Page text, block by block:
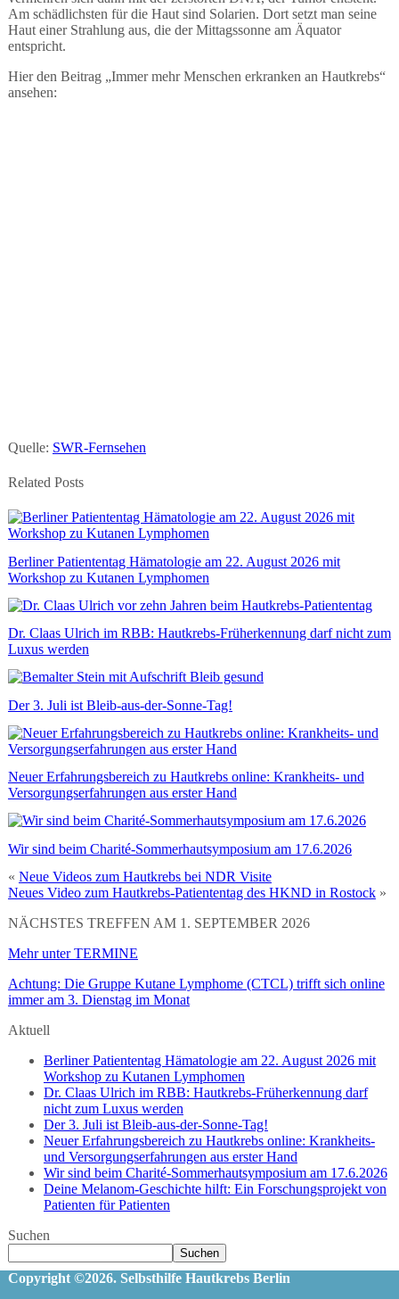
Am schädlichsten für die Haut sind Solarien. Dort setzt man seine
Haut einer Strahlung aus, die der Mittagssonne am Äquator
entspricht.
Hier den Beitrag „Immer mehr Menschen erkranken an Hautkrebs“
ansehen:
Quelle: SWR-Fernsehen
Related Posts
Berliner Patiententag Hämatologie am 22. August 2026 mit
Workshop zu Kutanen Lymphomen
Dr. Claas Ulrich im RBB: Hautkrebs-Früherkennung darf nicht zum
Luxus werden
Der 3. Juli ist Bleib-aus-der-Sonne-Tag!
Neuer Erfahrungsbereich zu Hautkrebs online: Krankheits- und
Versorgungserfahrungen aus erster Hand
Wir sind beim Charité-Sommerhautsymposium am 17.6.2026
« Neue Videos zum Hautkrebs bei NDR Visite
Neues Video zum Hautkrebs-Patiententag des HKND in Rostock»
NÄCHSTES TREFFEN AM 1. SEPTEMBER 2026
Mehr unter TERMINE
Achtung: Die Gruppe Kutane Lymphome (CTCL) trifft sich online
immer am 3. Dienstag im Monat
Aktuell
Berliner Patiententag Hämatologie am 22. August 2026 mit
Workshop zu Kutanen Lymphomen
Dr. Claas Ulrich im RBB: Hautkrebs-Früherkennung darf
nicht zum Luxus werden
Der 3. Juli ist Bleib-aus-der-Sonne-Tag!
Neuer Erfahrungsbereich zu Hautkrebs online: Krankheits-
und Versorgungserfahrungen aus erster Hand
Wir sind beim Charité-Sommerhautsymposium am 17.6.2026
Deine Melanom-Geschichte hilft: Ein Forschungsprojekt von
Patienten für Patienten
Suchen
Suchen
Copyright ©2026. Selbsthilfe Hautkrebs Berlin